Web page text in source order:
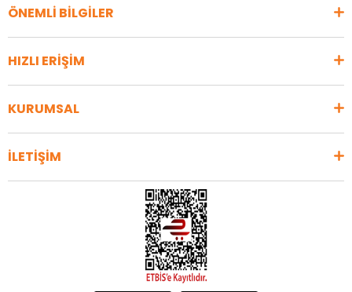
ÖNEMLİ BİLGİLER
HIZLI ERİŞİM
KURUMSAL
İLETİŞİM